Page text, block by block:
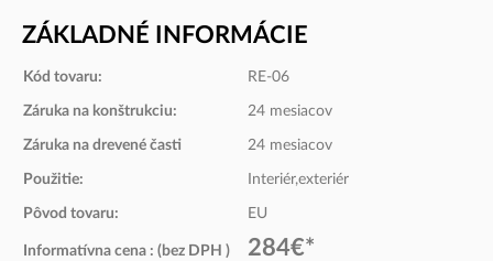
ďalšie farebné prevedenia
ZÁKLADNÉ INFORMÁCIE
Kód tovaru: RE-06
Záruka na konštrukciu: 24 mesiacov
Záruka na drevené časti 24 mesiacov
Použitie: Interiér,exteriér
Pôvod tovaru: EU
Informatívna cena : (bez DPH ) 284€*